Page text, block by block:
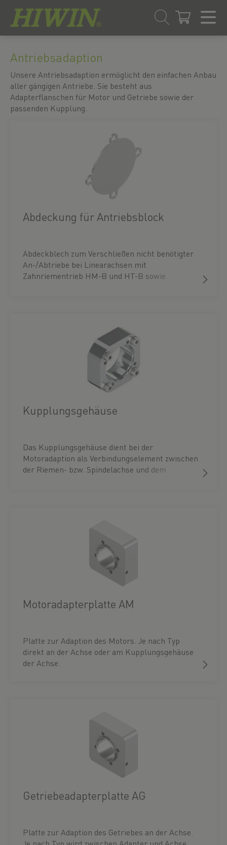
Inhalt
springen
Navigationsmenü
springen
Antriebsadaption
Unsere Antriebsadaption ermöglicht den einfachen Anbau
aller gängigen Antriebe. Sie besteht aus
Adapterflanschen für Motor und Getriebe sowie der
passenden Kupplung.
Abdeckung für Antriebsblock
Abdeckblech zum Verschließen nicht benötigter
An-/Abtriebe bei Linearachsen mit
Zahnriementrieb HM-B und HT-B sowie
Kupplungsgehäuse
Das Kupplungsgehäuse dient bei der
Motoradaption als Verbindungselement zwischen
der Riemen- bzw. Spindelachse und dem
Motoradapterplatte AM
Platte zur Adaption des Motors. Je nach Typ
direkt an der Achse oder am Kupplungsgehäuse
der Achse.
Getriebeadapterplatte AG
Platte zur Adaption des Getriebes an der Achse.